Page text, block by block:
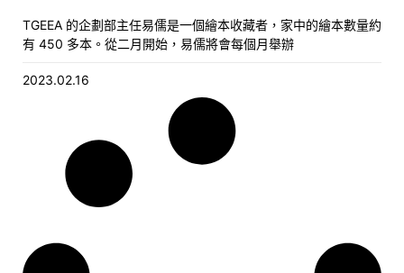
TGEEA 的企劃部主任易儒是一個繪本收藏者，家中的繪本數量約
有 450 多本。從二月開始，易儒將會每個月舉辦
2023.02.16